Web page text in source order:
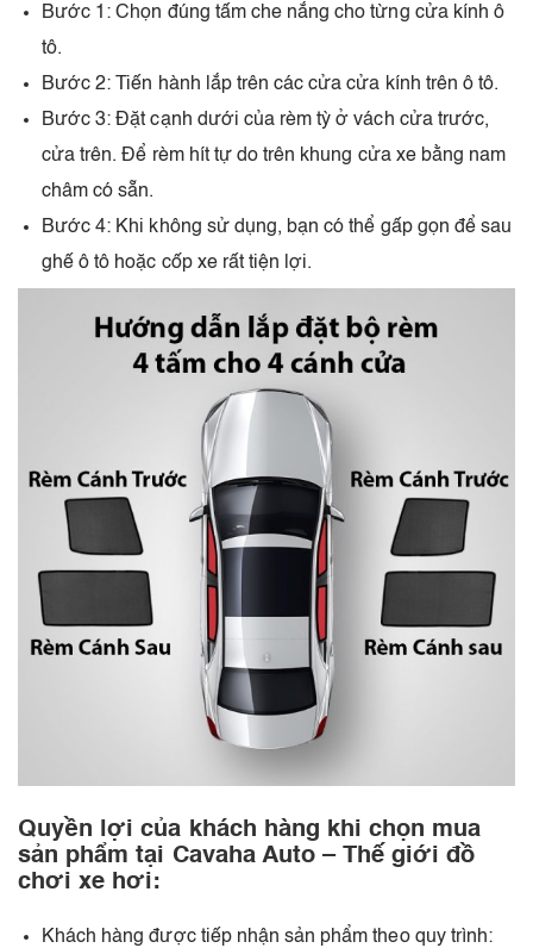
Bước 1: Chọn đúng tấm che nắng cho từng cửa kính ô
tô.
Bước 2: Tiến hành lắp trên các cửa cửa kính trên ô tô.
Bước 3: Đặt cạnh dưới của rèm tỳ ở vách cửa trước,
cửa trên. Để rèm hít tự do trên khung cửa xe bằng nam
châm có sẵn.
Bước 4: Khi không sử dụng, bạn có thể gấp gọn để sau
ghế ô tô hoặc cốp xe rất tiện lợi.
Quyền lợi của khách hàng khi chọn mua
sản phẩm tại Cavaha Auto – Thế giới đồ
chơi xe hơi:
Khách hàng được tiếp nhận sản phẩm theo quy trình: